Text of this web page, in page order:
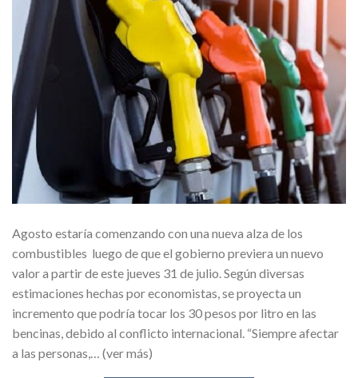
Agosto estaría comenzando con una nueva alza de los
combustibles luego de que el gobierno previera un nuevo
valor a partir de este jueves 31 de julio. Según diversas
estimaciones hechas por economistas, se proyecta un
incremento que podría tocar los 30 pesos por litro en las
bencinas, debido al conflicto internacional. “Siempre afectar
a las personas,… (ver más)